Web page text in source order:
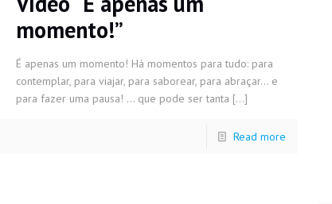
momento!”
É apenas um momento! Há momentos para tudo: para
contemplar, para viajar, para saborear, para abraçar… e
para fazer uma pausa! … que pode ser tanta […]
Read more